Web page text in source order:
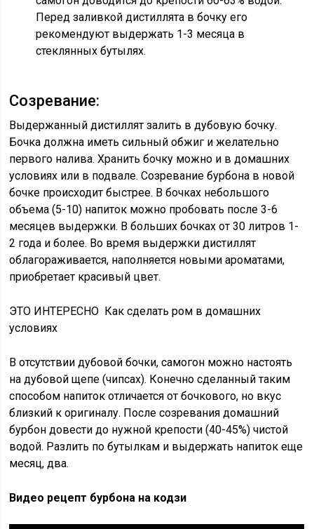
Перед заливкой дистиллята в бочку его
рекомендуют выдержать 1-3 месяца в
стеклянных бутылях.
Созревание:
Выдержанный дистиллят залить в дубовую бочку.
Бочка должна иметь сильный обжиг и желательно
первого налива. Хранить бочку можно и в домашних
условиях или в подвале. Созревание бурбона в новой
бочке происходит быстрее. В бочках небольшого
объема (5-10) напиток можно пробовать после 3-6
месяцев выдержки. В больших бочках от 30 литров 1-
2 года и более. Во время выдержки дистиллят
облагораживается, наполняется новыми ароматами,
приобретает красивый цвет.
ЭТО ИНТЕРЕСНО Как сделать ром в домашних
условиях
В отсутствии дубовой бочки, самогон можно настоять
на дубовой щепе (чипсах). Конечно сделанный таким
способом напиток отличается от бочкового, но вкус
близкий к оригиналу. После созревания домашний
бурбон довести до нужной крепости (40-45%) чистой
водой. Разлить по бутылкам и выдержать напиток еще
месяц, два.
Видео рецепт бурбона на кодзи